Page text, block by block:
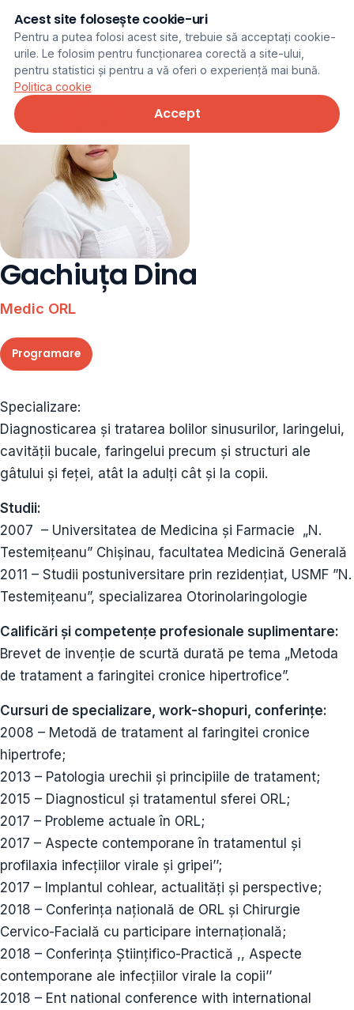
Programare online
Gachiuța Dina
Medic ORL
Programare
Specializare:
Diagnosticarea și tratarea bolilor sinusurilor, laringelui,
cavității bucale, faringelui precum și structuri ale
gâtului și feței, atât la adulți cât și la copii.
Studii:
2007 – Universitatea de Medicina și Farmacie „N.
Testemițeanu” Chișinau, facultatea Medicină Generală
2011 – Studii postuniversitare prin rezidențiat, USMF ”N.
Testemițeanu”, specializarea Otorinolaringologie
Calificări și competenţe profesionale suplimentare:
Brevet de invenție de scurtă durată pe tema „Metoda
de tratament a faringitei cronice hipertrofice”.
Cursuri de specializare, work-shopuri, conferințe:
2008 – Metodă de tratament al faringitei cronice
hipertrofe;
2013 – Patologia urechii și principiile de tratament;
2015 – Diagnosticul și tratamentul sferei ORL;
2017 – Probleme actuale în ORL;
2017 – Aspecte contemporane în tratamentul și
profilaxia infecțiilor virale și gripei’’;
2017 – Implantul cohlear, actualități și perspective;
2018 – Conferința națională de ORL și Chirurgie
Cervico-Facială cu participare internațională;
2018 – Conferința Științifico-Practică ,, Aspecte
contemporane ale infecțiilor virale la copii’’
2018 – Ent national conference with international
Acest site folosește cookie-uri
Pentru a putea folosi acest site, trebuie să acceptați cookie-
urile. Le folosim pentru funcționarea corectă a site-ului,
pentru statistici și pentru a vă oferi o experiență mai bună.
Politica cookie
Accept